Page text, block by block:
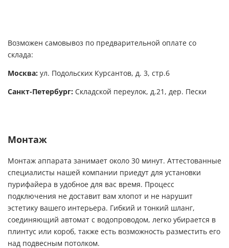
Возможен самовывоз по предварительной оплате со
склада:
Москва: ул. Подольских Курсантов, д. 3, стр.6
Санкт-Петербург: Складской переулок, д.21, дер. Пески
Монтаж
Монтаж аппарата занимает около 30 минут. Аттестованные
специалисты нашей компании приедут для установки
пурифайера в удобное для вас время. Процесс
подключения не доставит вам хлопот и не нарушит
эстетику вашего интерьера. Гибкий и тонкий шланг,
соединяющий автомат с водопроводом, легко убирается в
плинтус или короб, также есть возможность разместить его
над подвесным потолком.